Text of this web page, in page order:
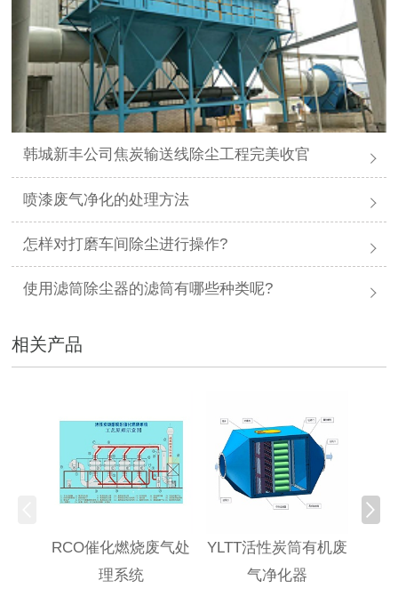
韩城新丰公司焦炭输送线除尘工程完美收官
喷漆废气净化的处理方法
怎样对打磨车间除尘进行操作?
使用滤筒除尘器的滤筒有哪些种类呢?
相关产品
RCO催化燃烧废气处
理系统
YLTT活性炭筒有机废
气净化器